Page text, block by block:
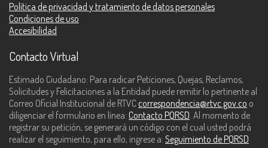
Política de privacidad y tratamiento de datos personales
Condiciones de uso
Accesibilidad
Contacto Virtual
Estimado Ciudadano: Para radicar Peticiones, Quejas, Reclamos,
Solicitudes y Felicitaciones a la Entidad puede remitir lo pertinente al
Correo Oficial Institucional de RTVC correspondencia@rtvc.gov.co o
diligenciar el formulario en línea: Contacto PQRSD. Al momento de
registrar su petición, se generará un código con el cual usted podrá
realizar el seguimiento, para ello, ingrese a: Seguimiento de PQRSD